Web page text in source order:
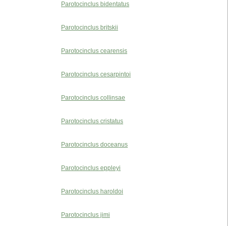
Parotocinclus bidentatus
Parotocinclus britskii
Parotocinclus cearensis
Parotocinclus cesarpintoi
Parotocinclus collinsae
Parotocinclus cristatus
Parotocinclus doceanus
Parotocinclus eppleyi
Parotocinclus haroldoi
Parotocinclus jimi